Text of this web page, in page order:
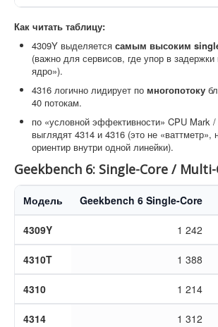
Как читать таблицу:
4309Y выделяется самым высоким
(важно для сервисов, где упор в задержки
ядро»).
4316 логично лидирует по многопотоку
40 потокам.
по «условной эффективности» CPU Mark
выглядят 4314 и 4316 (это не «ваттметр»,
ориентир внутри одной линейки).
Geekbench 6: Single-Core /
Модель Geekbench 6 Single-Core
4309Y 1 242
4310T 1 388
4310 1 214
4314 1 312